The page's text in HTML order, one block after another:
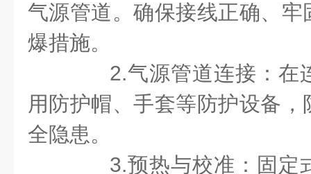
气源管道。确保接线正确、
爆措施。
2.气源管道连接：在
用防护帽、手套等防护设备
全隐患。
3.预热与校准：固定